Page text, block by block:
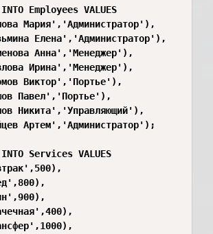
Employees VALUES
Мария','Администратор'),
Елена','Администратор'),
Анна','Менеджер'),
Ирина','Менеджер'),
Виктор','Портье'),
Павел','Портье'),
Никита','Управляющий'),
Артем','Администратор');
INTO Services VALUES